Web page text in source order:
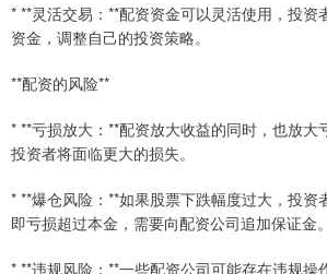
* **灵活交易：**配资资金可以灵活使用，投资
资金，调整自己的投资策略。
**配资的风险**
* **亏损放大：**配资放大收益的同时，也放大
投资者将面临更大的损失。
* **爆仓风险：**如果股票下跌幅度过大，投资
即亏损超过本金，需要向配资公司追加保证金。
* **违规风险：**一些配资公司可能存在违规操